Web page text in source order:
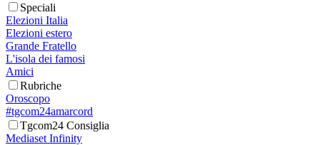
Speciali
Elezioni Italia
Elezioni estero
Grande Fratello
L'isola dei famosi
Amici
Rubriche
Oroscopo
#tgcom24amarcord
Tgcom24 Consiglia
Mediaset Infinity